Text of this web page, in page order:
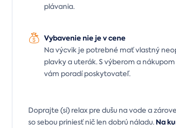
plávania.
Vybavenie nie je v cene
Na výcvik je potrebné mať vlastný
plavky a uterák. S výberom a nákupom
vám poradí poskytovateľ.
Doprajte (si) relax pre dušu na vode a
so sebou priniesť nič len dobrú náladu. Na